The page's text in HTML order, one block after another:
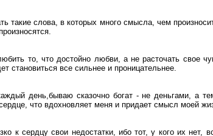
такие слова, в которых много смысла, чем
то, что достойно любви, а не расточать свое
становиться все сильнее и проницательнее.
день,бываю сказочно богат - не деньгами, а
что вдохновляет меня и придает смысл моей
к сердцу свои недостатки, ибо тот, у кого их нет,